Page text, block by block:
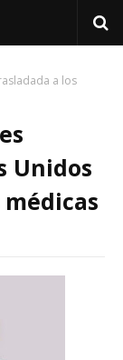
a los
Unidos